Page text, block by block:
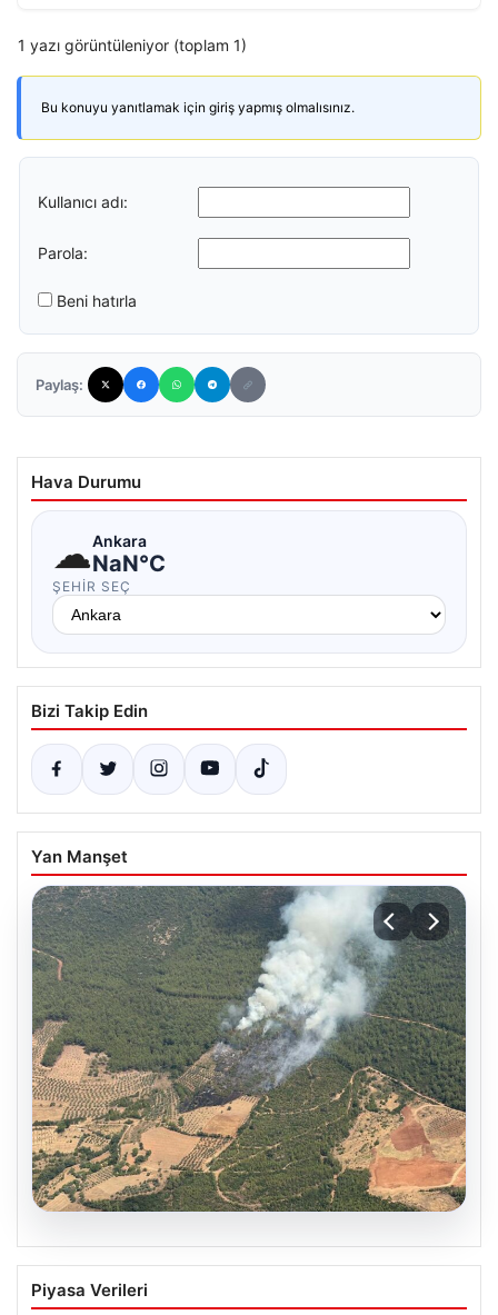
1 yazı görüntüleniyor (toplam 1)
Bu konuyu yanıtlamak için giriş yapmış olmalısınız.
Kullanıcı adı:
Parola:
Beni hatırla
Paylaş:
Hava Durumu
☁Ankara
NaN°C
ŞEHIR SEÇ
Bizi Takip Edin
Yan Manşet
Muğla Yatağan’da orman yangını
Piyasa Verileri